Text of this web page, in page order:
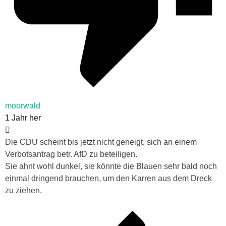
moorwald
1 Jahr her
Die CDU scheint bis jetzt nicht geneigt, sich an einem
Verbotsantrag betr. AfD zu beteiligen.
Sie ahnt wohl dunkel, sie könnte die Blauen sehr bald noch
einmal dringend brauchen, um den Karren aus dem Dreck
zu ziehen.